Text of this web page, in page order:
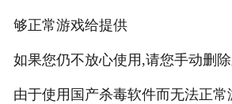
够正常游戏给提供
如果您仍不放心使用,请您手动删
由于使用国产杀毒软件而无法正常